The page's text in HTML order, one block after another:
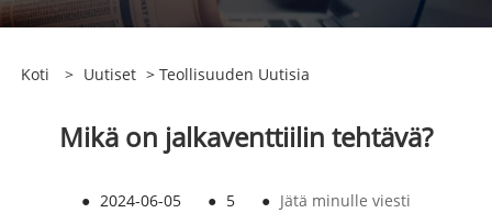
Koti > Uutiset > Teollisuuden Uutisia
Mikä on jalkaventtiilin tehtävä?
● 2024-06-05 ● 5 ● Jätä minulle viesti